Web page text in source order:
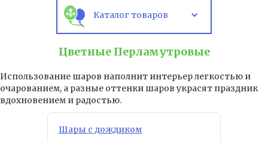
Каталог товаров
Цветные Перламутровые
Использование шаров наполнит интерьер легкостью и
очарованием, а разные оттенки шаров украсят праздник
вдохновением и радостью.
Шары с дождиком